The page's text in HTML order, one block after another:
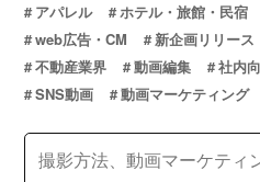
アパレル
ホテル・旅館・民宿
web広告・CM
新企画リリース
不動産業界
動画編集 社内
SNS動画
動画マーケティング